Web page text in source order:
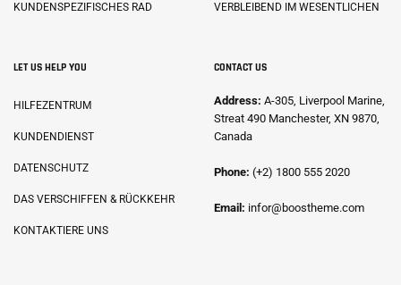
KUNDENSPEZIFISCHES RAD VERBLEIBEND IM WESENTLICHEN
LET US HELP YOU
HILFEZENTRUM
KUNDENDIENST
DATENSCHUTZ
DAS VERSCHIFFEN & RÜCKKEHR
KONTAKTIERE UNS
CONTACT US
Address: A-305, Liverpool Marine,
Streat 490 Manchester, XN 9870,
Canada
Phone: (+2) 1800 555 2020
Email: infor@boostheme.com